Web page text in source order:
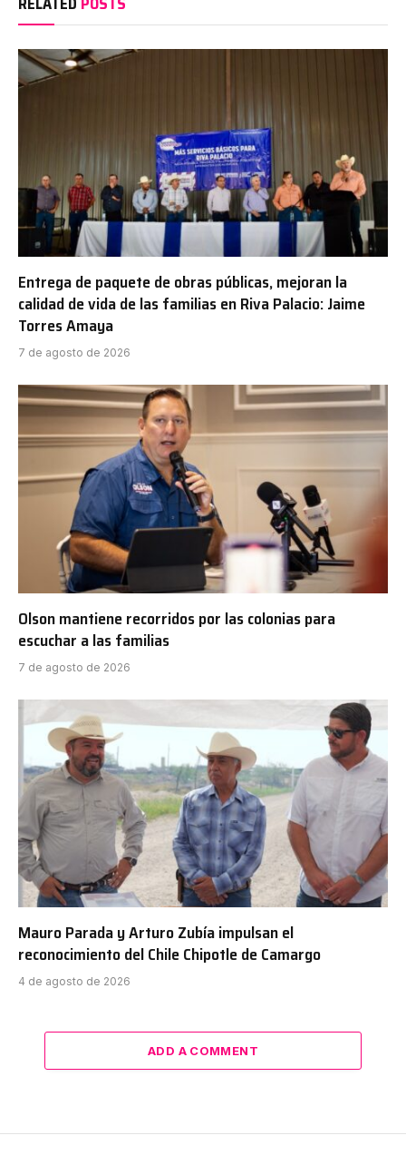
Entrega de paquete de obras públicas, mejoran la
calidad de vida de las familias en Riva Palacio: Jaime
Torres Amaya
7 de agosto de 2026
Olson mantiene recorridos por las colonias para
escuchar a las familias
7 de agosto de 2026
Mauro Parada y Arturo Zubía impulsan el
reconocimiento del Chile Chipotle de Camargo
4 de agosto de 2026
ADD A COMMENT